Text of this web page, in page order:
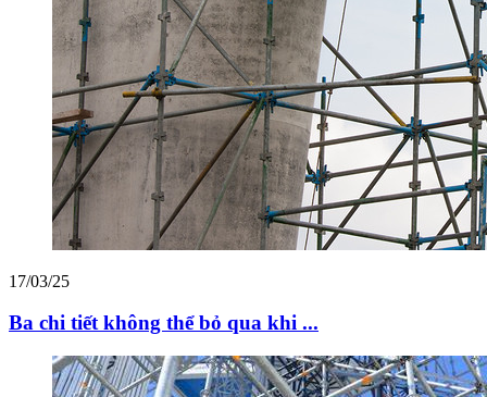
17/03/25
Ba chi tiết không thể bỏ qua khi ...